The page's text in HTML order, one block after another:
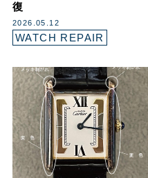
復
2026.05.12
WATCH REPAIR